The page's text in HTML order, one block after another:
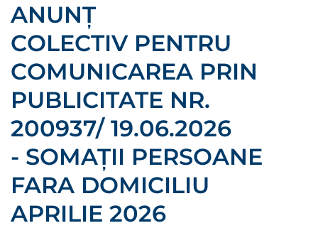
ANUNȚ
COLECTIV PENTRU
COMUNICAREA PRIN
PUBLICITATE NR.
200937/ 19.06.2026
- SOMAȚII PERSOANE
FARA DOMICILIU
APRILIE 2026